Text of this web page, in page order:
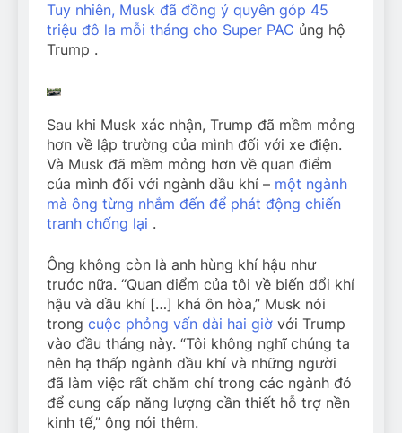
Tuy nhiên, Musk đã đồng ý quyên góp 45
triệu đô la mỗi tháng cho Super PAC ủng hộ
Trump .
Sau khi Musk xác nhận, Trump đã mềm mỏng
hơn về lập trường của mình đối với xe điện.
Và Musk đã mềm mỏng hơn về quan điểm
của mình đối với ngành dầu khí – một ngành
mà ông từng nhắm đến để phát động chiến
tranh chống lại .
Ông không còn là anh hùng khí hậu như
trước nữa. “Quan điểm của tôi về biến đổi khí
hậu và dầu khí […] khá ôn hòa,” Musk nói
trong cuộc phỏng vấn dài hai giờ với Trump
vào đầu tháng này. “Tôi không nghĩ chúng ta
nên hạ thấp ngành dầu khí và những người
đã làm việc rất chăm chỉ trong các ngành đó
để cung cấp năng lượng cần thiết hỗ trợ nền
kinh tế,” ông nói thêm.